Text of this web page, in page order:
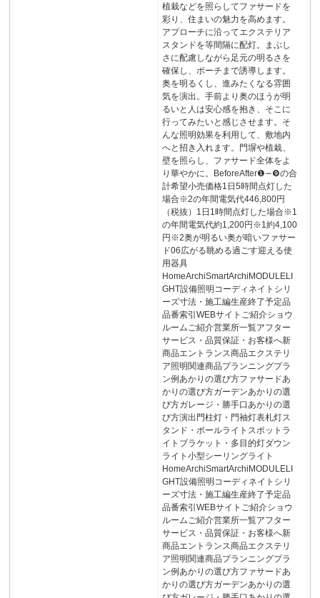
植栽などを照らしてファサードを
彩り、住まいの魅力を高めます。
アプローチに沿ってエクステリア
スタンドを等間隔に配灯。まぶし
さに配慮しながら足元の明るさを
確保し、ポーチまで誘導します。
奥を明るくし、進みたくなる雰囲
気を演出。手前より奥のほうが明
るいと人は安心感を抱き、そこに
行ってみたいと感じさせます。そ
んな照明効果を利用して、敷地内
へと招き入れます。門塀や植栽、
壁を照らし、ファサード全体をよ
り華やかに。BeforeAfter❶∼❾の合
計希望小売価格1日5時間点灯した
場合※2の年間電気代446,800円
（税抜）1日1時間点灯した場合※1
の年間電気代約1,200円※1約4,100
円※2奥が明るい奥が暗いファサー
ド06広がる眺める過ごす迎える使
用器具
HomeArchiSmartArchiMODULELI
GHT設備照明コーディネイトシリ
ーズ寸法・施工編生産終了予定品
品番索引WEBサイトご紹介ショウ
ルームご紹介営業所一覧アフター
サービス・品質保証・お客様へ新
商品エントランス商品エクステリ
ア照明関連商品プランニングプラ
ン例あかりの選び方ファサードあ
かりの選び方ガーデンあかりの選
び方ガレージ・勝手口あかりの選
び方演出門柱灯・門袖灯表札灯ス
タンド・ポールライトスポットラ
イトブラケット・多目的灯ダウン
ライト小型シーリングライト
HomeArchiSmartArchiMODULELI
GHT設備照明コーディネイトシリ
ーズ寸法・施工編生産終了予定品
品番索引WEBサイトご紹介ショウ
ルームご紹介営業所一覧アフター
サービス・品質保証・お客様へ新
商品エントランス商品エクステリ
ア照明関連商品プランニングプラ
ン例あかりの選び方ファサードあ
かりの選び方ガーデンあかりの選